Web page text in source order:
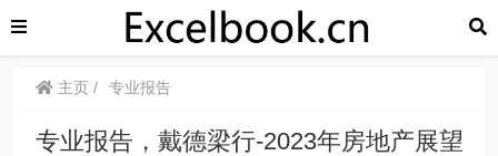
主页 专业报告
专业报告，戴德梁行-2023年房地产展望